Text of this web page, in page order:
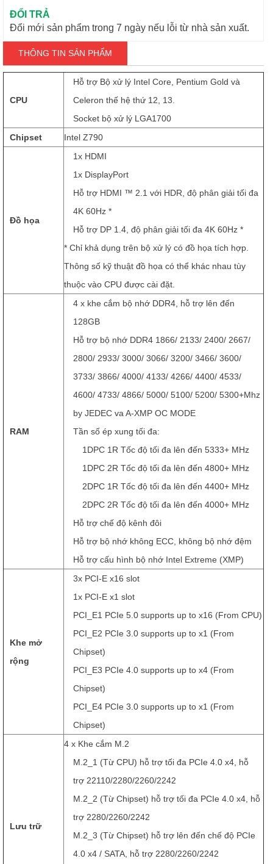
ĐỔI TRẢ
Đổi mới sản phẩm trong 7 ngày nếu lỗi từ nhà sản xuất.
THÔNG TIN SẢN PHẨM
CPU
Hỗ trợ Bộ xử lý Intel Core, Pentium Gold và
Celeron thế hệ thứ 12, 13.
Socket bộ xử lý LGA1700
Chipset
Intel Z790
Đồ họa
1x HDMI
1x DisplayPort
Hỗ trợ HDMI ™ 2.1 với HDR, độ phân giải tối đa
4K 60Hz *
Hỗ trợ DP 1.4, độ phân giải tối đa 4K 60Hz *
* Chỉ khả dụng trên bộ xử lý có đồ họa tích hợp.
Thông số kỹ thuật đồ họa có thể khác nhau tùy
thuộc vào CPU được cài đặt.
RAM
4 x khe cắm bộ nhớ DDR4, hỗ trợ lên đến
128GB
Hỗ trợ bộ nhớ DDR4 1866/ 2133/ 2400/ 2667/
2800/ 2933/ 3000/ 3066/ 3200/ 3466/ 3600/
3733/ 3866/ 4000/ 4133/ 4266/ 4400/ 4533/
4600/ 4733/ 4866/ 5000/ 5100/ 5200/ 5300+Mhz
by JEDEC va A-XMP OC MODE
Tần số ép xung tối đa:
1DPC 1R Tốc độ tối đa lên đến 5333+ MHz
1DPC 2R Tốc độ tối đa lên đến 4800+ MHz
2DPC 1R Tốc độ tối đa lên đến 4400+ MHz
2DPC 2R Tốc độ tối đa lên đến 4000+ MHz
Hỗ trợ chế độ kênh đôi
Hỗ trợ bộ nhớ không ECC, không bộ nhớ đệm
Hỗ trợ cấu hình bộ nhớ Intel Extreme (XMP)
Khe mở
rộng
3x PCI-E x16 slot
1x PCI-E x1 slot
PCI_E1 PCIe 5.0 supports up to x16 (From CPU)
PCI_E2 PCIe 3.0 supports up to x1 (From
Chipset)
PCI_E3 PCIe 4.0 supports up to x4 (From
Chipset)
PCI_E4 PCIe 3.0 supports up to x1 (From
Chipset)
Lưu trữ
4 x Khe cắm M.2
M.2_1 (Từ CPU) hỗ trợ tối đa PCIe 4.0 x4, hỗ
trợ 22110/2280/2260/2242
M.2_2 (Từ Chipset) hỗ trợ tối đa PCIe 4.0 x4, hỗ
trợ 2280/2260/2242
M.2_3 (Từ Chipset) hỗ trợ lên đến chế độ PCIe
4.0 x4 / SATA, hỗ trợ 2280/2260/2242